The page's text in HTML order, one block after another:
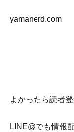
yamanerd.com
よかったら読者
LINE@でも情報